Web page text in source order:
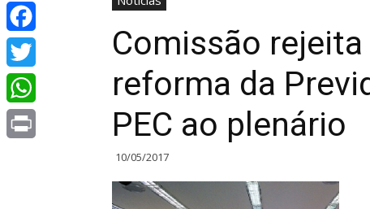
Comissão
reforma da
PEC ao plenário
10/05/2017
Facebook
Twitter
WhatsApp